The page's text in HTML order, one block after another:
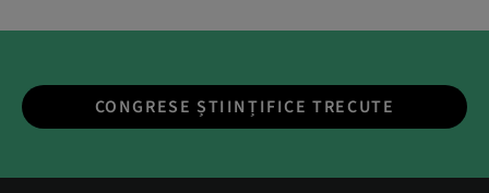
CONGRESE ȘTIINȚIFICE TRECUTE